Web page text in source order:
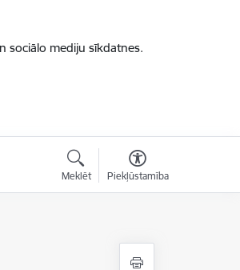
sociālo mediju sīkdatnes.
Meklēt Piekļūstamība